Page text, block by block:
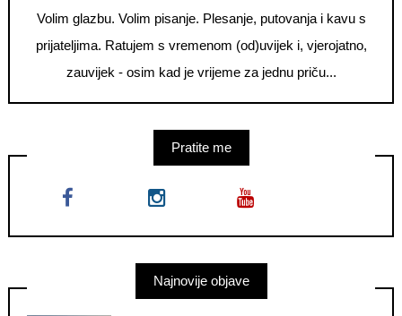
Volim glazbu. Volim pisanje. Plesanje, putovanja i kavu s
prijateljima. Ratujem s vremenom (od)uvijek i, vjerojatno,
zauvijek - osim kad je vrijeme za jednu priču...
Pratite me
Najnovije objave